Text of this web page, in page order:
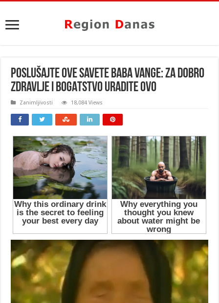
POSLUŠAJTE OVE SAVETE BABA VANGE: Za dobro
ZDRAVLJE i BOGATSTVO uradite OVO
Zanimljivosti 18,084 Views